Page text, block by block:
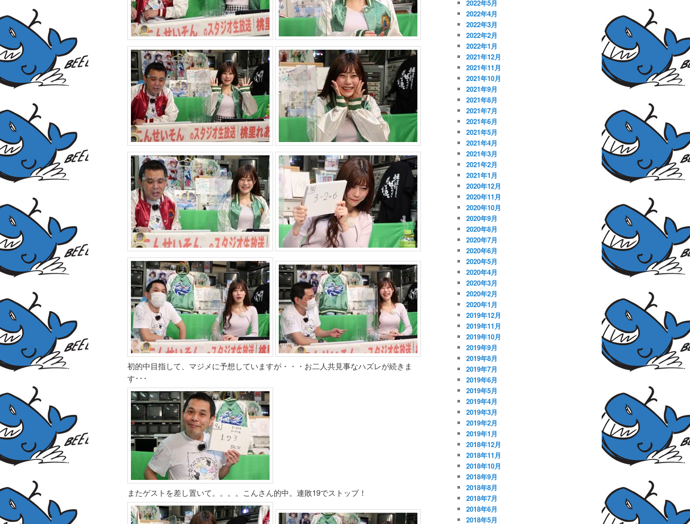
初的中目指して、マジメに予想していますが・・・お二人共見事なハズレが続きま
す･･･
またゲストを差し置いて。。。。こんさん的中。連敗19でストップ！
2022年5月
2022年4月
2022年3月
2022年2月
2022年1月
2021年12月
2021年11月
2021年10月
2021年9月
2021年8月
2021年7月
2021年6月
2021年5月
2021年4月
2021年3月
2021年2月
2021年1月
2020年12月
2020年11月
2020年10月
2020年9月
2020年8月
2020年7月
2020年6月
2020年5月
2020年4月
2020年3月
2020年2月
2020年1月
2019年12月
2019年11月
2019年10月
2019年9月
2019年8月
2019年7月
2019年6月
2019年5月
2019年4月
2019年3月
2019年2月
2019年1月
2018年12月
2018年11月
2018年10月
2018年9月
2018年8月
2018年7月
2018年6月
2018年5月